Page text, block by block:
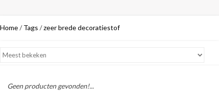
Home/ Tags /zeer brede decoratiestof
Geen producten gevonden!...